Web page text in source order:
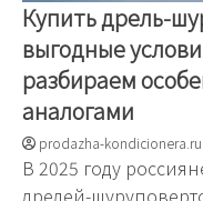
Купить дрель-
выгодные
разбираем
аналогами
prodazha-kondicionera.ru
В 2025 году
дрелей-